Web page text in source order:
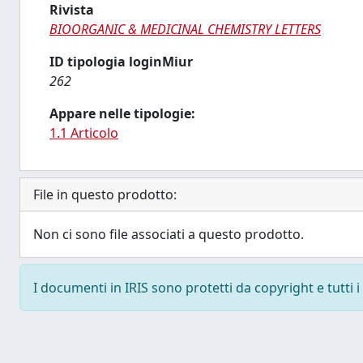
Rivista
BIOORGANIC & MEDICINAL CHEMISTRY LETTERS
ID tipologia loginMiur
262
Appare nelle tipologie:
1.1 Articolo
File in questo prodotto:
Non ci sono file associati a questo prodotto.
I documenti in IRIS sono protetti da copyright e tutti